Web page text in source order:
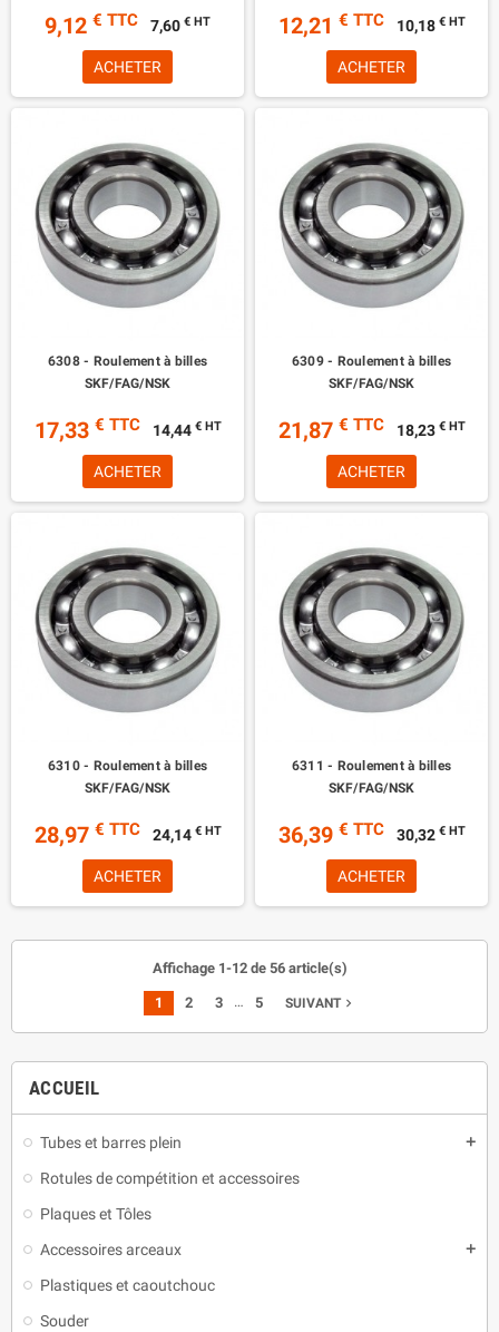
ACCUEIL
Tubes et barres plein add
Rotules de compétition et accessoires
Plaques et Tôles
Accessoires arceaux
add
Plastiques et caoutchouc
Souder
9,12 € TTC 7,60 € HT
ACHETER
12,21 € TTC 10,18 € HT
ACHETER
6308 - Roulement à billes
SKF/FAG/NSK
17,33 € TTC 14,44 € HT
ACHETER
6309 - Roulement à billes
SKF/FAG/NSK
21,87 € TTC 18,23 € HT
ACHETER
6310 - Roulement à billes
SKF/FAG/NSK
28,97 € TTC 24,14 € HT
ACHETER
6311 - Roulement à billes
SKF/FAG/NSK
36,39 € TTC 30,32 € HT
ACHETER
Affichage 1-12 de 56 article(s)
1 2 3 … 5 SUIVANTnavigate_next